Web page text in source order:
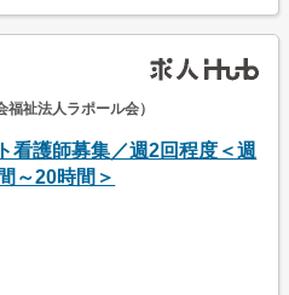
祉法人ラポール会）
看護師募集／週2回程度＜週
～20時間＞